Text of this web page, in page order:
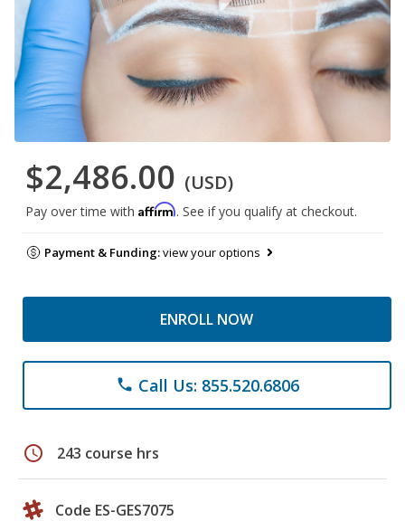
$2,486.00 (USD)
Pay over time with Affirm. See if you qualify at checkout.
Payment & Funding:view your options
ENROLL NOW
phone Call Us: 855.520.6806
schedule 243 course hrs
Code ES-GES7075